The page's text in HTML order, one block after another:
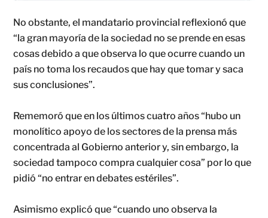
No obstante, el mandatario provincial reflexionó que
“la gran mayoría de la sociedad no se prende en esas
cosas debido a que observa lo que ocurre cuando un
país no toma los recaudos que hay que tomar y saca
sus conclusiones”.
Rememoró que en los últimos cuatro años “hubo un
monolítico apoyo de los sectores de la prensa más
concentrada al Gobierno anterior y, sin embargo, la
sociedad tampoco compra cualquier cosa” por lo que
pidió “no entrar en debates estériles”.
Asimismo explicó que “cuando uno observa la